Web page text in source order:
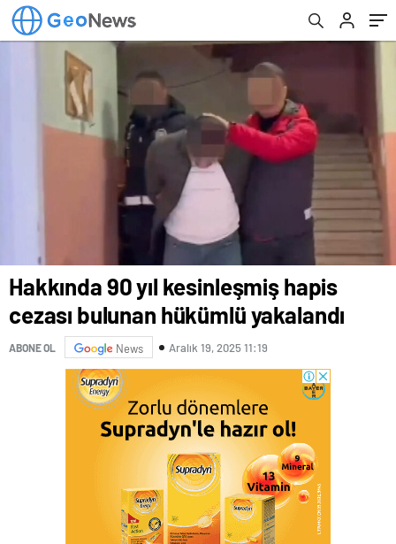
Hakkında 90 yıl kesinleşmiş hapis
cezası bulunan hükümlü yakalandı
ABONE OL News Aralık 19, 2025 11:19